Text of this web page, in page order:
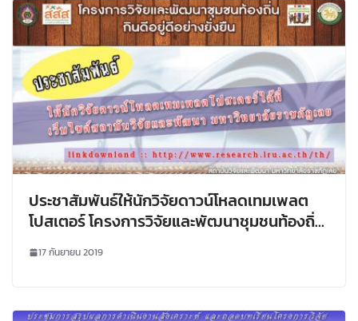
ประชาสัมพันธ์ให้นักวิจัยดาวน์โหลดเทมเพลต
โปสเตอร์ โครงการวิจัยและพัฒนาชุมชนท้องถิ่น
กินดีอยู่ดีอย่างยั่งยืน
17 กันยายน 2019